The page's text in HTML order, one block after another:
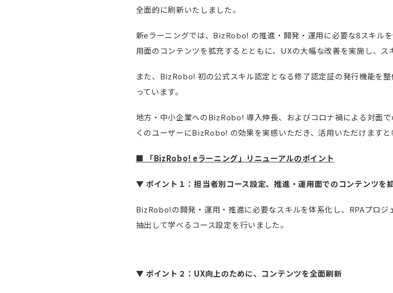
全面的に刷新いたしました。
新eラーニングでは、BizRobo! の推進・開発・運用に必要な8スキル
用面のコンテンツを拡充するとともに、UXの大幅な改善を実施し、ス
また、BizRobo! 初の公式スキル認定となる修了認定証の発行機能を
っています。
地方・中小企業へのBizRobo! 導入伸長、およびコロナ禍による対面
くのユーザーにBizRobo! の効果を実感いただき、活用いただけますと
■ 「BizRobo! eラーニング」リニューアルのポイント
▼ ポイント１：担当者別コース設定、推進・運用面でのコンテンツを
BizRobo!の開発・運用・推進に必要なスキルを体系化し、RPAプロジ
抽出して学べるコース設定を行いました。
▼ ポイント２：UX向上のために、コンテンツを全面刷新